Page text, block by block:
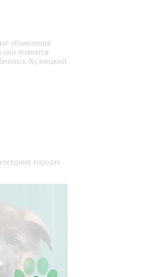
объявления
появятся
Кузнецкий
городах